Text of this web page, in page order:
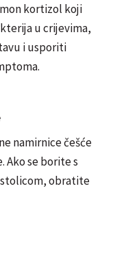
kortizol koji
u crijevima,
i usporiti
namirnice češće
se borite s
obratite